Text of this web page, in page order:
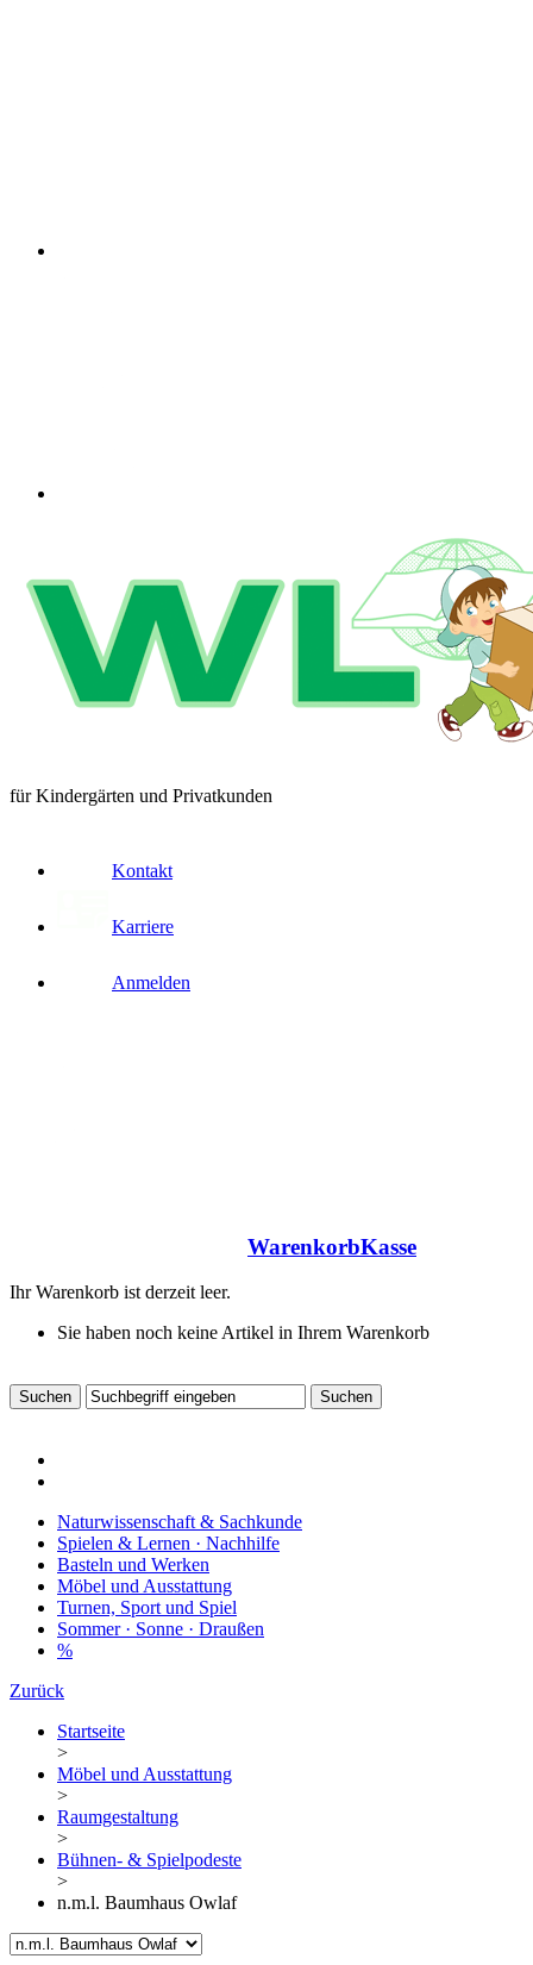
für Kindergärten und Privatkunden
Kontakt
Karriere
Anmelden
WarenkorbKasse
Ihr Warenkorb ist derzeit leer.
Sie haben noch keine Artikel in Ihrem Warenkorb
Naturwissenschaft & Sachkunde
Spielen & Lernen · Nachhilfe
Basteln und Werken
Möbel und Ausstattung
Turnen, Sport und Spiel
Sommer · Sonne · Draußen
%
Zurück
Startseite
>
Möbel und Ausstattung
>
Raumgestaltung
>
Bühnen- & Spielpodeste
>
n.m.l. Baumhaus Owlaf